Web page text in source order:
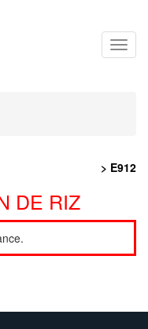
> E912
DE RIZ